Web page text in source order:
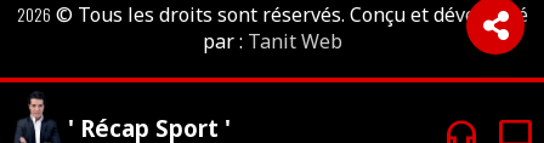
2026 © Tous les droits sont réservés. Conçu et développé
par : Tanit Web
' Récap Sport '